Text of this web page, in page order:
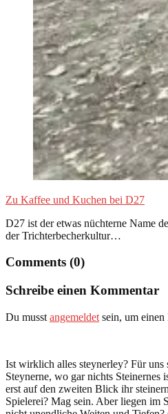
Zu Kaffee und Kuchen bei D27
D27 ist der etwas nüchterne Name
der Trichterbecherkultur…
Comments (0)
Schreibe einen Kommentar
Du musst angemeldet sein, um einen
Ist wirklich alles steynerley? Für uns
Steynerne, wo gar nichts Steinernes
erst auf den zweiten Blick ihr
Spielerei? Mag sein. Aber liegen im